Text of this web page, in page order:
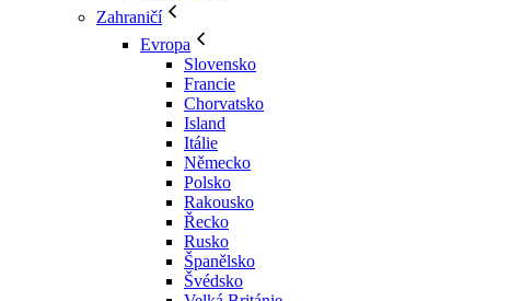
Zahraničí
Evropa
Slovensko
Francie
Chorvatsko
Island
Itálie
Německo
Polsko
Rakousko
Řecko
Rusko
Španělsko
Švédsko